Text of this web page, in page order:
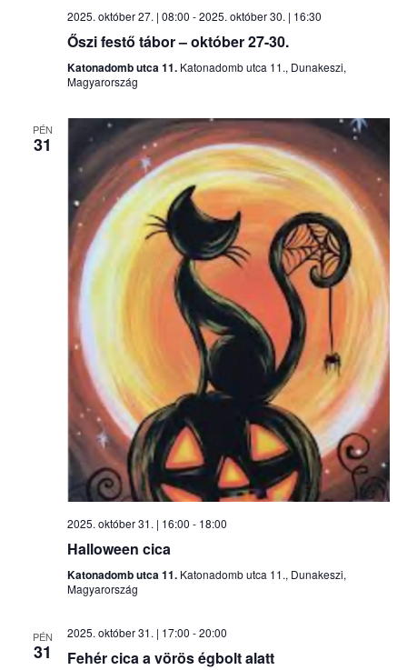
2025. október 27. | 08:00 -2025. október 30. | 16:30
Őszi festő tábor – október 27-30.
Katonadomb utca 11. Katonadomb utca 11., Dunakeszi,
Magyarország
PÉN
31
2025. október 31. | 16:00 - 18:00
Halloween cica
Katonadomb utca 11. Katonadomb utca 11., Dunakeszi,
Magyarország
PÉN
31
2025. október 31. | 17:00 -20:00
Fehér cica a vörös égbolt alatt